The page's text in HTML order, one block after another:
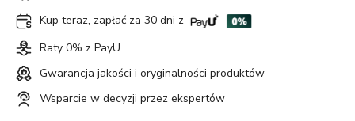
Kup teraz, zapłać za 30 dni z
Raty 0% z PayU
Gwarancja jakości i oryginalności produktów
Wsparcie w decyzji przez ekspertów